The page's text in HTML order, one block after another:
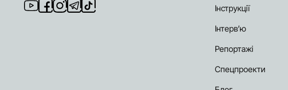
Інструкції
Інтерв’ю
Репортажі
Спецпроекти